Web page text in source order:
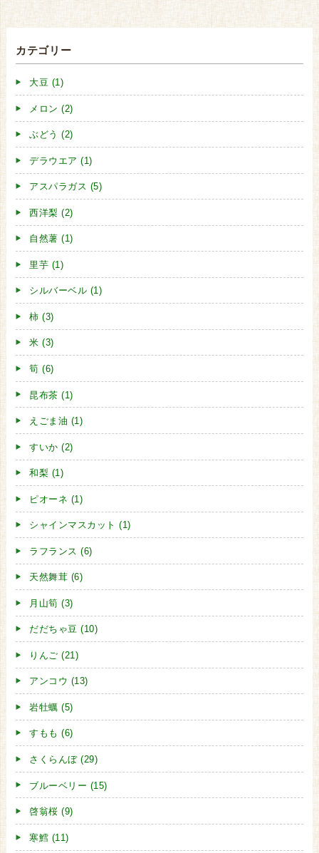
カテゴリー
大豆 (1)
メロン (2)
ぶどう (2)
デラウエア (1)
アスパラガス (5)
西洋梨 (2)
自然薯 (1)
里芋 (1)
シルバーベル (1)
柿 (3)
米 (3)
筍 (6)
昆布茶 (1)
えごま油 (1)
すいか (2)
和梨 (1)
ピオーネ (1)
シャインマスカット (1)
ラフランス (6)
天然舞茸 (6)
月山筍 (3)
だだちゃ豆 (10)
りんご (21)
アンコウ (13)
岩牡蠣 (5)
すもも (6)
さくらんぼ (29)
ブルーベリー (15)
啓翁桜 (9)
寒鱈 (11)